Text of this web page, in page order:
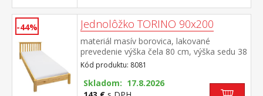
-44% Jednolôžko TORINO 90x200
materiál masív borovica, lakované
prevedenie výška čela 80 cm, výška sedu 38
cm, cena bez roštu a matraca minimálna
odporúčaná výška matraca 15 cm
odporúčaný rozmer matraca 90 × 200 cm a
rošt R1 odporúčaná nosnosť do 120 kg
Kód produktu: 8081
Skladom: 17.8.2026